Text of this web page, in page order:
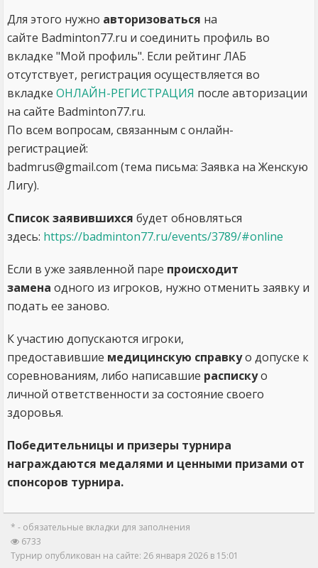
Для этого нужно авторизоваться на
сайте Badminton77.ru и соединить профиль во
вкладке "Мой профиль". Если рейтинг ЛАБ
отсутствует, регистрация осуществляется во
вкладке ОНЛАЙН-РЕГИСТРАЦИЯ после авторизации
на сайте Badminton77.ru.
По всем вопросам, связанным с онлайн-
регистрацией:
badmrus@gmail.com (тема письма: Заявка на Женскую
Лигу).
Список заявившихся будет обновляться
здесь: https://badminton77.ru/events/3789/#online
Если в уже заявленной паре происходит
замена одного из игроков, нужно отменить заявку и
подать ее заново.
К участию допускаются игроки,
предоставившие медицинскую справкуо допуске к
соревнованиям, либо написавшие распискуо
личной ответственности за состояние своего
здоровья.
Победительницы и призеры турнира
награждаются медалями и ценными призами от
спонсоров турнира.
* - обязательные вкладки для заполнения
6733
Турнир опубликован на сайте: 26 января 2026 в 15:01